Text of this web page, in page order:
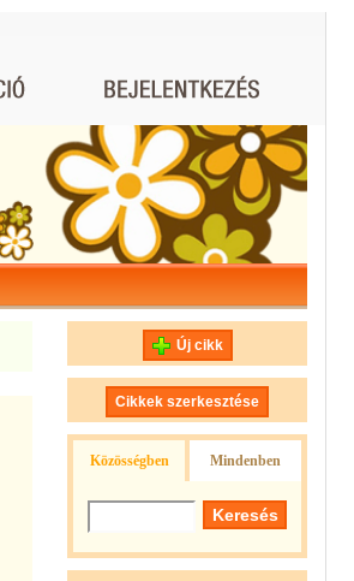
Új cikk
Cikkek szerkesztése
Közösségben Mindenben